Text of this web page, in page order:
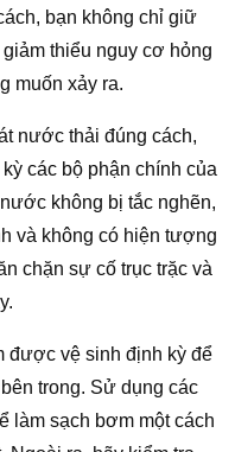
bạn không chỉ giữ
thiểu nguy cơ hỏng
muốn xảy ra.
nước thải đúng cách,
các bộ phận chính của
không bị tắc nghẽn,
và không có hiện tượng
chặn sự cố trục trặc và
được vệ sinh định kỳ để
trong. Sử dụng các
làm sạch bơm một cách